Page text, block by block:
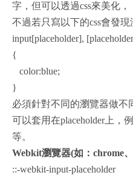
字，但可以透過css來美化，
不過若只寫以下的css會發現
input[placeholder],
{
color:blue;
}
必須針對不同的瀏覽器做不
可以套用在placeholder上，
等。
Webkit瀏覽器(如：chrome
::-webkit-input-placeholder